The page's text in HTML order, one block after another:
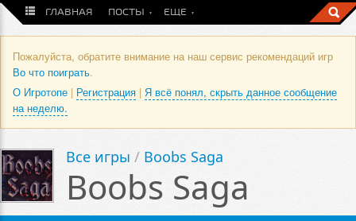
ГЛАВНАЯ ПОСТЫ ЕЩЕ
Пожалуйста, обратите внимание на наш сервис рекомендаций игр
Во что поиграть.
О Игротопе | Регистрация | Я всё понял, скрыть данное сообщение
на неделю.
Все игры / Boobs Saga
Boobs Saga